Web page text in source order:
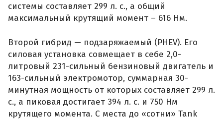
системы составляет 299 л. с., а общий
максимальный крутящий момент – 616 Нм.
Второй гибрид — подзаряжаемый (PHEV). Его
силовая установка совмещает в себе 2,0-
литровый 231-сильный бензиновый двигатель и
163-сильный электромотор, суммарная 30-
минутная мощность от которых составляет 299 л.
с., а пиковая достигает 394 л. с. и 750 Нм
крутящего момента. С места до «сотни» Tank